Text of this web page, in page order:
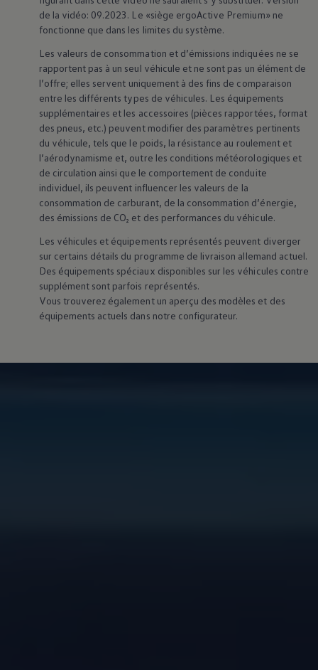
de la vidéo: 09.2023. Le «siège ergoActive Premium» ne
fonctionne que dans les limites du système.
Les valeurs de consommation et d’émissions indiquées ne se
rapportent pas à un seul véhicule et ne sont pas un élément de
l’offre; elles servent uniquement à des fins de comparaison
entre les différents types de véhicules. Les équipements
supplémentaires et les accessoires (pièces rapportées, format
des pneus, etc.) peuvent modifier des paramètres pertinents
du véhicule, tels que le poids, la résistance au roulement et
l’aérodynamisme et, outre les conditions météorologiques et
de circulation ainsi que le comportement de conduite
individuel, ils peuvent influencer les valeurs de la
consommation de carburant, de la consommation d’énergie,
des émissions de CO₂ et des performances du véhicule.
Les véhicules et équipements représentés peuvent diverger
sur certains détails du programme de livraison allemand actuel.
Des équipements spéciaux disponibles sur les véhicules contre
supplément sont parfois représentés.
Vous trouverez également un aperçu des modèles et des
équipements actuels dans notre configurateur.